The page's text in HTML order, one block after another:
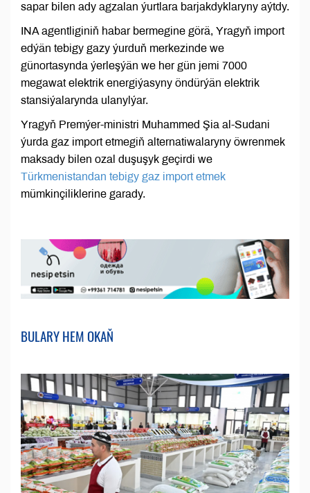
sapar bilen ady agzalan ýurtlara barjakdyklaryny aýtdy.
INA agentliginiň habar bermegine görä, Yragyň import
edýän tebigy gazy ýurduň merkezinde we
günortasynda ýerleşýän we her gün jemi 7000
megawat elektrik energiýasyny öndürýän elektrik
stansiýalarynda ulanylýar.
Yragyň Premýer-ministri Muhammed Şia al-Sudani
ýurda gaz import etmegiň alternatiwalaryny öwrenmek
maksady bilen ozal duşuşyk geçirdi we
Türkmenistandan tebigy gaz import etmek
mümkinçiliklerine garady.
BULARY HEM OKAŇ